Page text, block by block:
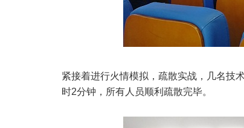
紧接着进行火情模拟，疏散实战，几名技
时2分钟，所有人员顺利疏散完毕。